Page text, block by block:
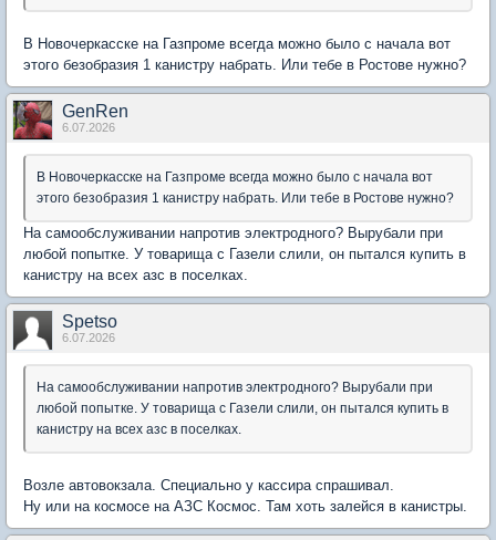
В Новочеркасске на Газпроме всегда можно было с начала вот
этого безобразия 1 канистру набрать. Или тебе в Ростове нужно?
GenRen
6.07.2026
В Новочеркасске на Газпроме всегда можно было с начала вот
этого безобразия 1 канистру набрать. Или тебе в Ростове нужно?
На самообслуживании напротив электродного? Вырубали при
любой попытке. У товарища с Газели слили, он пытался купить в
канистру на всех азс в поселках.
Spetso
6.07.2026
На самообслуживании напротив электродного? Вырубали при
любой попытке. У товарища с Газели слили, он пытался купить в
канистру на всех азс в поселках.
Возле автовокзала. Специально у кассира спрашивал.
Ну или на космосе на АЗС Космос. Там хоть залейся в канистры.